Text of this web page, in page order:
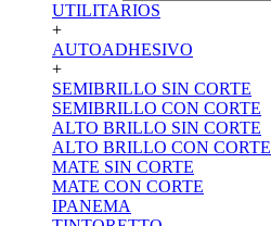
UTILITARIOS
+
AUTOADHESIVO
+
SEMIBRILLO SIN CORTE
SEMIBRILLO CON CORTE
ALTO BRILLO SIN CORTE
ALTO BRILLO CON CORTE
MATE SIN CORTE
MATE CON CORTE
IPANEMA